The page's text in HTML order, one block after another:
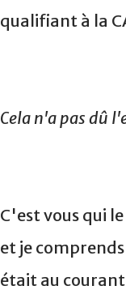
qualifiant à la
Cela n'a pas dû
C'est vous qui
et je
était au